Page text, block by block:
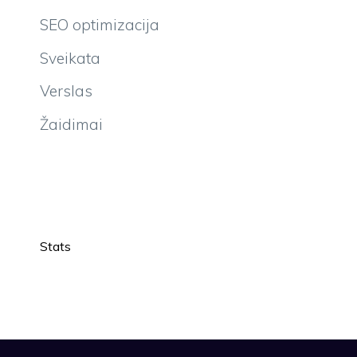
SEO optimizacija
Sveikata
Verslas
Žaidimai
Stats